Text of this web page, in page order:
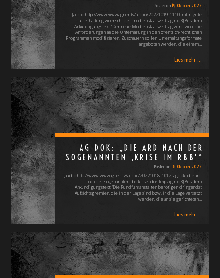
Posted on 19. Oktober 2022
[audio:http://www.wwwagner.tv/audio/20221019_1110_mtm_gute
unterhaltung wuenscht der medienstaatsvertrag.mp3] Aus dem
Ankündigungstext: "Der neue Medienstaatsvertrag wird wohl die
Anforderungen an die Unterhaltung in den öffentlich-rechtlichen
Programmen modifizieren. Zuschauern sollen Unterhaltungsformate
angeboten werden, die einem…
Lies mehr ...
AG DOK: „DIE ARD NACH DER
SOGENANNTEN ‚KRISE IM RBB'“
Posted on 18. Oktober 2022
[audio:http://www.wwwagner.tv/audio/20221018_1012_agdok_die ard
nach der sogenannten rbb-krise_dok leipzig.mp3] Aus dem
Ankündigungstext: "Die Rundfunkanstalten benötigen dringendst
Aufsichtsgremien, die in der Lage sind bzw. in die Lage versetzt
werden, die an sie gerichteten…
Lies mehr ...